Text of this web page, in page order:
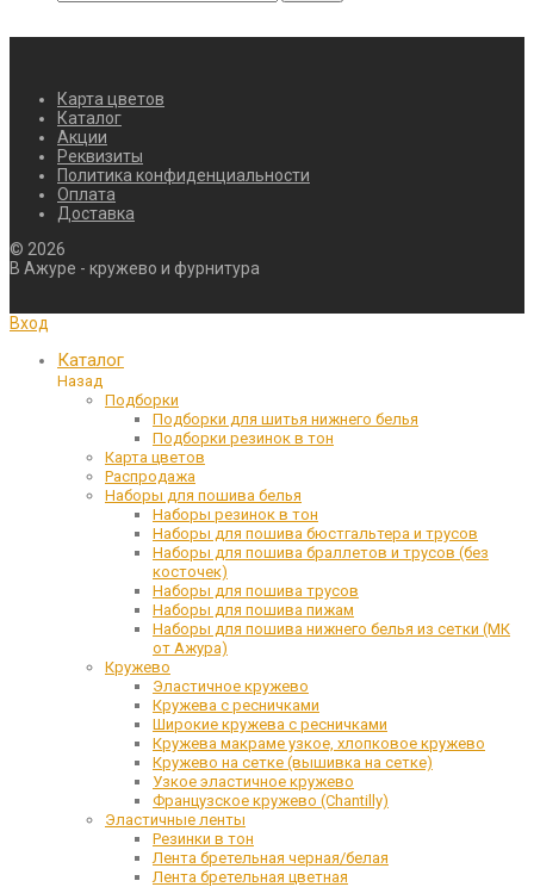
Карта цветов
Каталог
Акции
Реквизиты
Политика конфиденциальности
Оплата
Доставка
© 2026
В Ажуре - кружево и фурнитура
Вход
Каталог
Назад
Подборки
Подборки для шитья нижнего белья
Подборки резинок в тон
Карта цветов
Распродажа
Наборы для пошива белья
Наборы резинок в тон
Наборы для пошива бюстгальтера и трусов
Наборы для пошива браллетов и трусов (без
косточек)
Наборы для пошива трусов
Наборы для пошива пижам
Наборы для пошива нижнего белья из сетки (МК
от Ажура)
Кружево
Эластичное кружево
Кружева с ресничками
Широкие кружева с ресничками
Кружева макраме узкое, хлопковое кружево
Кружево на сетке (вышивка на сетке)
Узкое эластичное кружево
Французское кружево (Chantilly)
Эластичные ленты
Резинки в тон
Лента бретельная черная/белая
Лента бретельная цветная